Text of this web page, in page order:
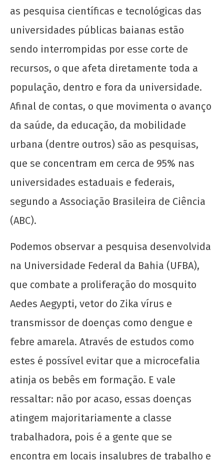
setembro
wp-
admin
educação popular
4 de
de 2019
admin
Ousar sonhar exige orçamento! Ousar lutar
exige permanência!
4 de
setembro
de 2019
wp-
as pesquisa científicas e tecnológicas das
universidades públicas baianas estão
sendo interrompidas por esse corte de
recursos, o que afeta diretamente toda a
população, dentro e fora da universidade.
Afinal de contas, o que movimenta o avanço
da saúde, da educação, da mobilidade
urbana (dentre outros) são as pesquisas,
que se concentram em cerca de 95% nas
universidades estaduais e federais,
segundo a Associação Brasileira de Ciência
(ABC).
Podemos observar a pesquisa desenvolvida
na Universidade Federal da Bahia (UFBA),
que combate a proliferação do mosquito
Aedes Aegypti, vetor do Zika vírus e
transmissor de doenças como dengue e
febre amarela. Através de estudos como
estes é possível evitar que a microcefalia
atinja os bebês em formação. E vale
ressaltar: não por acaso, essas doenças
atingem majoritariamente a classe
trabalhadora, pois é a gente que se
encontra em locais insalubres de trabalho e